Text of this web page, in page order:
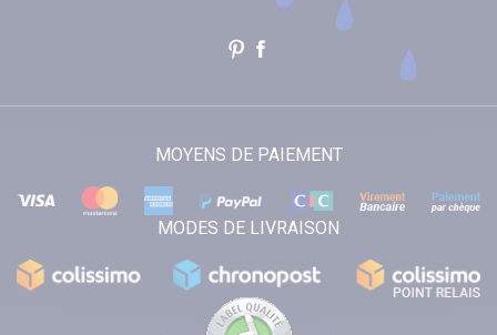
MOYENS DE PAIEMENT
MODES DE LIVRAISON